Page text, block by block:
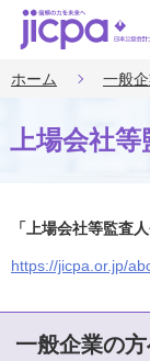
ホーム 一般
上場会社等
「上場会社等監査
https://jicpa.or.jp/
一般企業の